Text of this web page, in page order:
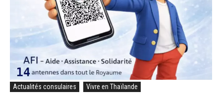
Actualités consulaires Vivre en Thaïlande